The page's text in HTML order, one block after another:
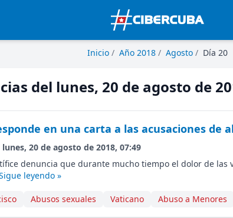
Inicio / Año 2018 / Agosto / Día 20
del lunes, 20 de agosto de
en una carta a las acusaciones de
20 de agosto de 2018, 07:49
denuncia que durante mucho tiempo el dolor de
leyendo »
Abusos sexuales Vaticano Abuso a Menores